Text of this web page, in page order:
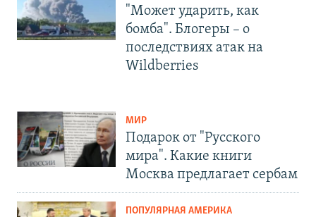
"Может ударить, как
бомба". Блогеры – о
последствиях атак на
Wildberries
МИР
Подарок от "Русского
мира". Какие книги
Москва предлагает сербам
ПОПУЛЯРНАЯ АМЕРИКА